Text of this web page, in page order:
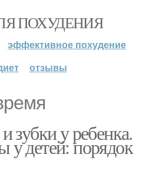
ПОХУДЕНИЯ
эффективное похудение
отзывы
зубки у ребенка.
детей: порядок